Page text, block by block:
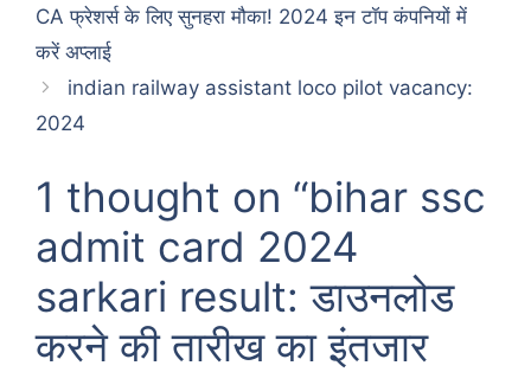
CA फ्रेशर्स के लिए सुनहरा मौका! 2024 इन टॉप कंपनियों में
करें अप्लाई
indian railway assistant loco pilot vacancy:
2024
1 thought on “bihar ssc
admit card 2024
sarkari result: डाउनलोड
करने की तारीख का इंतजार